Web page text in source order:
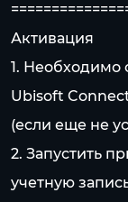
Активация
1. Необходимо
Ubisoft
(если еще не
2. Запустить
учетную